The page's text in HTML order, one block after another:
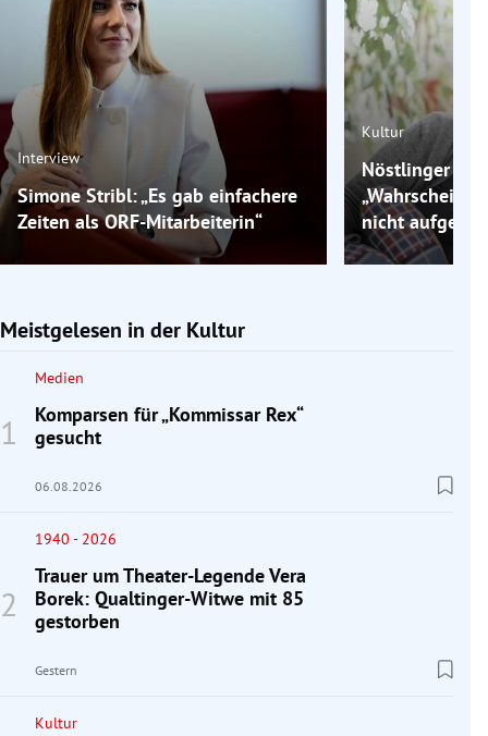
Interview
Simone Stribl: „Es gab einfachere
Zeiten als ORF-Mitarbeiterin“
Kultur
Nöstlinger
nicht
Meistgelesen in der Kultur
Medien
Komparsen für „Kommissar Rex“
gesucht
06.08.2026
1940 - 2026
Trauer um Theater-Legende Vera
Borek: Qualtinger-Witwe mit 85
gestorben
Gestern
Kultur